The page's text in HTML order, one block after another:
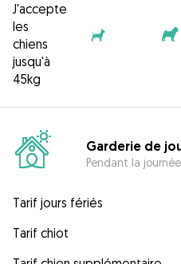
J'accepte
les
chiens
jusqu'à
45kg
Garderie de
Pendant la
Tarif jours fériés
Tarif chiot